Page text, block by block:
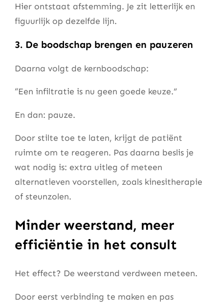
Hier ontstaat afstemming. Je zit letterlijk en
figuurlijk op dezelfde lijn.
3. De boodschap brengen en pauzeren
Daarna volgt de kernboodschap:
“Een infiltratie is nu geen goede keuze.”
En dan: pauze.
Door stilte toe te laten, krijgt de patiënt
ruimte om te reageren. Pas daarna beslis je
wat nodig is: extra uitleg of meteen
alternatieven voorstellen, zoals kinesitherapie
of steunzolen.
Minder weerstand, meer
efficiëntie in het consult
Het effect? De weerstand verdween meteen.
Door eerst verbinding te maken en pas